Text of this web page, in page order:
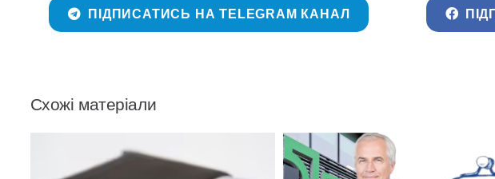
ПІДПИСАТИСЬ НА TELEGRAM КАНАЛ
Схожі матеріали